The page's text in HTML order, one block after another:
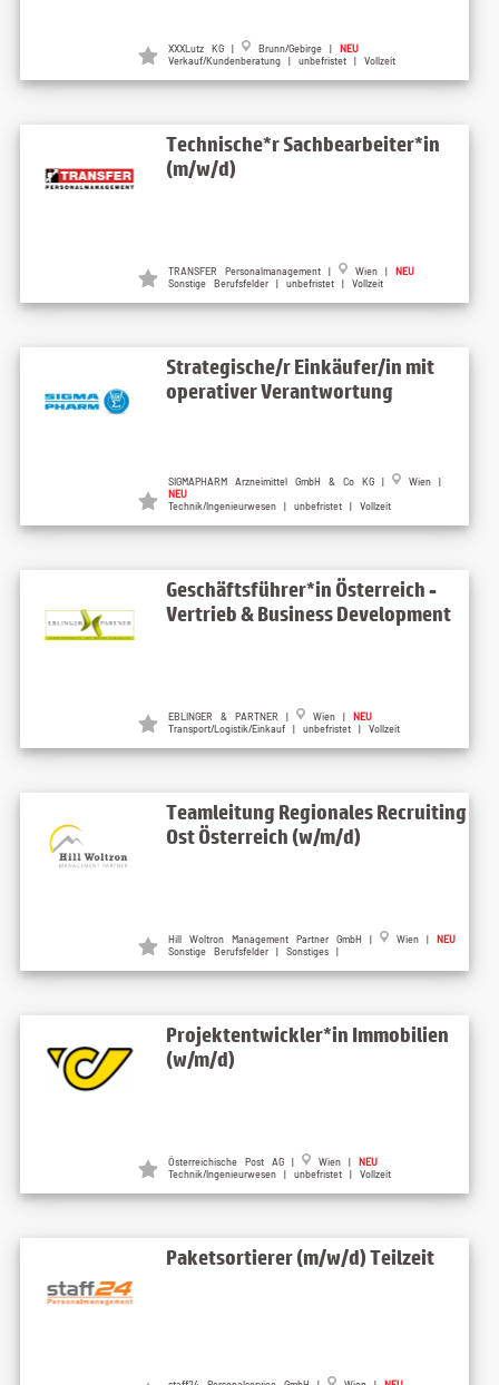
XXXLutz KG | Brunn/Gebirge | NEU
Verkauf/Kundenberatung | unbefristet | Vollzeit
Technische*r Sachbearbeiter*in
(m/w/d)
TRANSFER Personalmanagement | Wien | NEU
Sonstige Berufsfelder | unbefristet | Vollzeit
Strategische/r Einkäufer/in mit
operativer Verantwortung
SIGMAPHARM Arzneimittel GmbH & Co KG |
Wien |
NEU
Technik/Ingenieurwesen | unbefristet | Vollzeit
Geschäftsführer*in Österreich -
Vertrieb & Business Development
EBLINGER & PARTNER | Wien | NEU
Transport/Logistik/Einkauf | unbefristet | Vollzeit
Teamleitung Regionales Recruiting
Ost Österreich (w/m/d)
Hill Woltron Management Partner GmbH | Wien | NEU
Sonstige Berufsfelder | Sonstiges |
Projektentwickler*in Immobilien
(w/m/d)
Österreichische Post AG | Wien | NEU
Technik/Ingenieurwesen | unbefristet | Vollzeit
Paketsortierer (m/w/d) Teilzeit